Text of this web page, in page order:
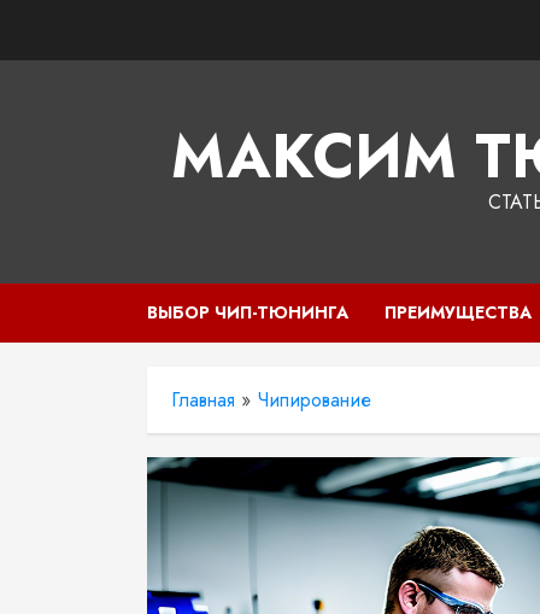
МАКСИМ
ВЫБОР ЧИП-ТЮНИНГА ПРЕИМУЩЕСТВА
Главная » Чипирование